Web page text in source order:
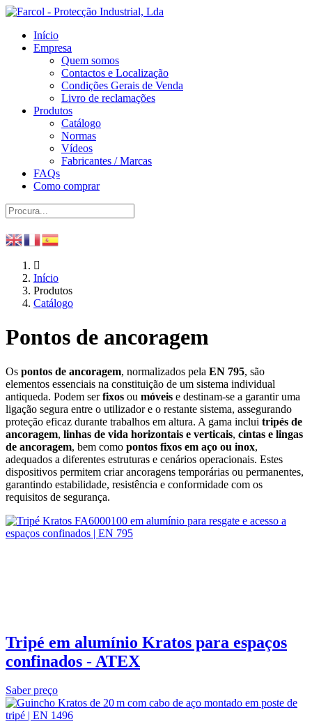
Início
Empresa
Quem somos
Contactos e Localização
Condições Gerais de Venda
Livro de reclamações
Produtos
Catálogo
Normas
Vídeos
Fabricantes / Marcas
FAQs
Como comprar
Início
Produtos
Catálogo
Pontos de ancoragem
Os pontos de ancoragem, normalizados pela EN 795, são
elementos essenciais na constituição de um sistema individual
antiqueda. Podem serfixos ou móveis e destinam‑se a garantir uma
ligação segura entre o utilizador e o restante sistema, assegurando
proteção eficaz durante trabalhos em altura. A gama inclui tripés de
ancoragem, linhas de vida horizontais e verticais, cintas e lingas
de ancoragem, bem como pontos fixos em aço ou inox,
adequados a diferentes estruturas e cenários operacionais. Estes
dispositivos permitem criar ancoragens temporárias ou permanentes,
garantindo estabilidade, resistência e conformidade com os
requisitos de segurança.
Tripé em alumínio Kratos para espaços
confinados - ATEX
Saber preço